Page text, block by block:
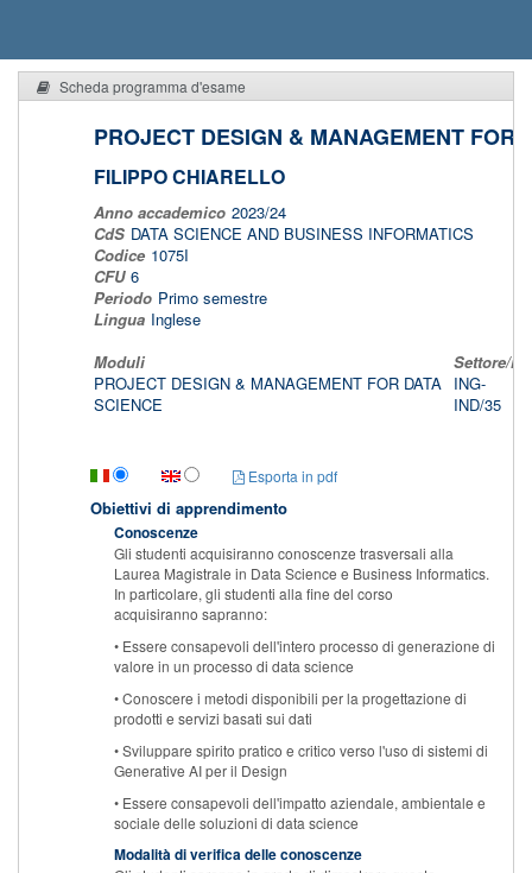
Scheda programma d'esame
PROJECT DESIGN & MANAGEMENT FOR
FILIPPO CHIARELLO
Anno accademico 2023/24
CdS DATA SCIENCE AND BUSINESS INFORMATICS
Codice 1075I
CFU 6
Periodo Primo semestre
Lingua Inglese
Moduli
Settore/i
PROJECT DESIGN & MANAGEMENT FOR DATA
SCIENCE
ING-
IND/35
Esporta in pdf
Obiettivi di apprendimento
Conoscenze
Gli studenti acquisiranno conoscenze trasversali alla
Laurea Magistrale in Data Science e Business Informatics.
In particolare, gli studenti alla fine del corso
acquisiranno sapranno:
• Essere consapevoli dell'intero processo di generazione di
valore in un processo di data science
• Conoscere i metodi disponibili per la progettazione di
prodotti e servizi basati sui dati
• Sviluppare spirito pratico e critico verso l'uso di sistemi di
Generative AI per il Design
• Essere consapevoli dell'impatto aziendale, ambientale e
sociale delle soluzioni di data science
Modalità di verifica delle conoscenze